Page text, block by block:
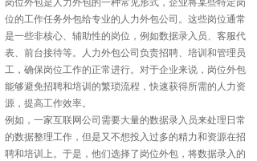
岗位外包是人力外包的一种常见形式，企业将某些特定岗
位的工作任务外包给专业的人力外包公司。这些岗位通常
是一些非核心、辅助性的岗位，例如数据录入员、客服代
表、前台接待等。人力外包公司负责招聘、培训和管理员
工，确保岗位工作的正常进行。对于企业来说，岗位外包
能够避免招聘和培训的繁琐流程，快速获得所需的人力资
源，提高工作效率。
例如，一家互联网公司需要大量的数据录入员来处理日常
的数据整理工作，但是又不想投入过多的精力和资源在招
聘和培训上。于是，他们选择了岗位外包，将数据录入的